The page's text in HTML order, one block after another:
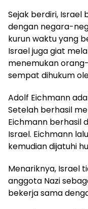
Sejak berdiri,
dengan negara-
kurun waktu yang
Israel juga giat
menemukan
sempat dihukum
Adolf Eichmann
Setelah berhasil
Eichmann berhasil
Israel. Eichmann
kemudian dijatuhi
Menariknya, Israel
anggota Nazi
bekerja sama